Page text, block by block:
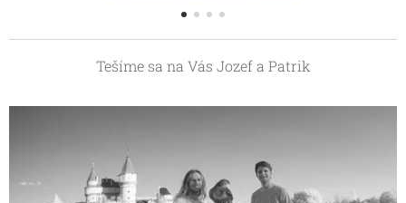
Tešíme sa na Vás Jozef a Patrik